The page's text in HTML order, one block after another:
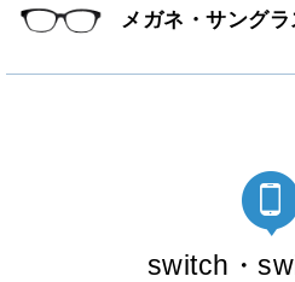
メガネ・サングラ
switch・